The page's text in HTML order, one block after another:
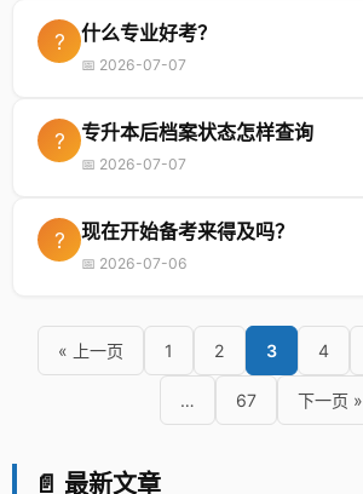
? 什么专业好考？
📅 2026-07-07
? 专升本后档案状态怎样查询
📅 2026-07-07
? 现在开始备考来得及吗？
📅 2026-07-06
« 上一页 1 2 3 4
… 67 下一页 »
📄 最新文章